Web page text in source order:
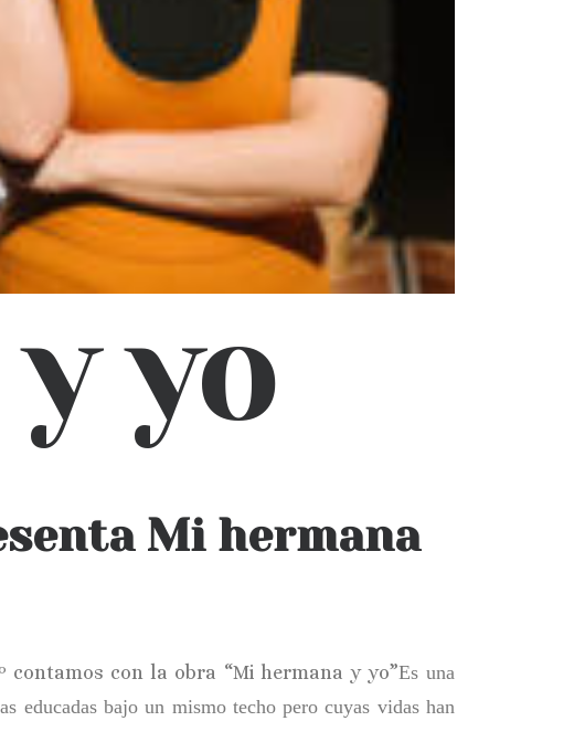
yo
Mi hermana
con la obra “Mi hermana y yo”Es una
educadas bajo un mismo techo pero cuyas vidas han